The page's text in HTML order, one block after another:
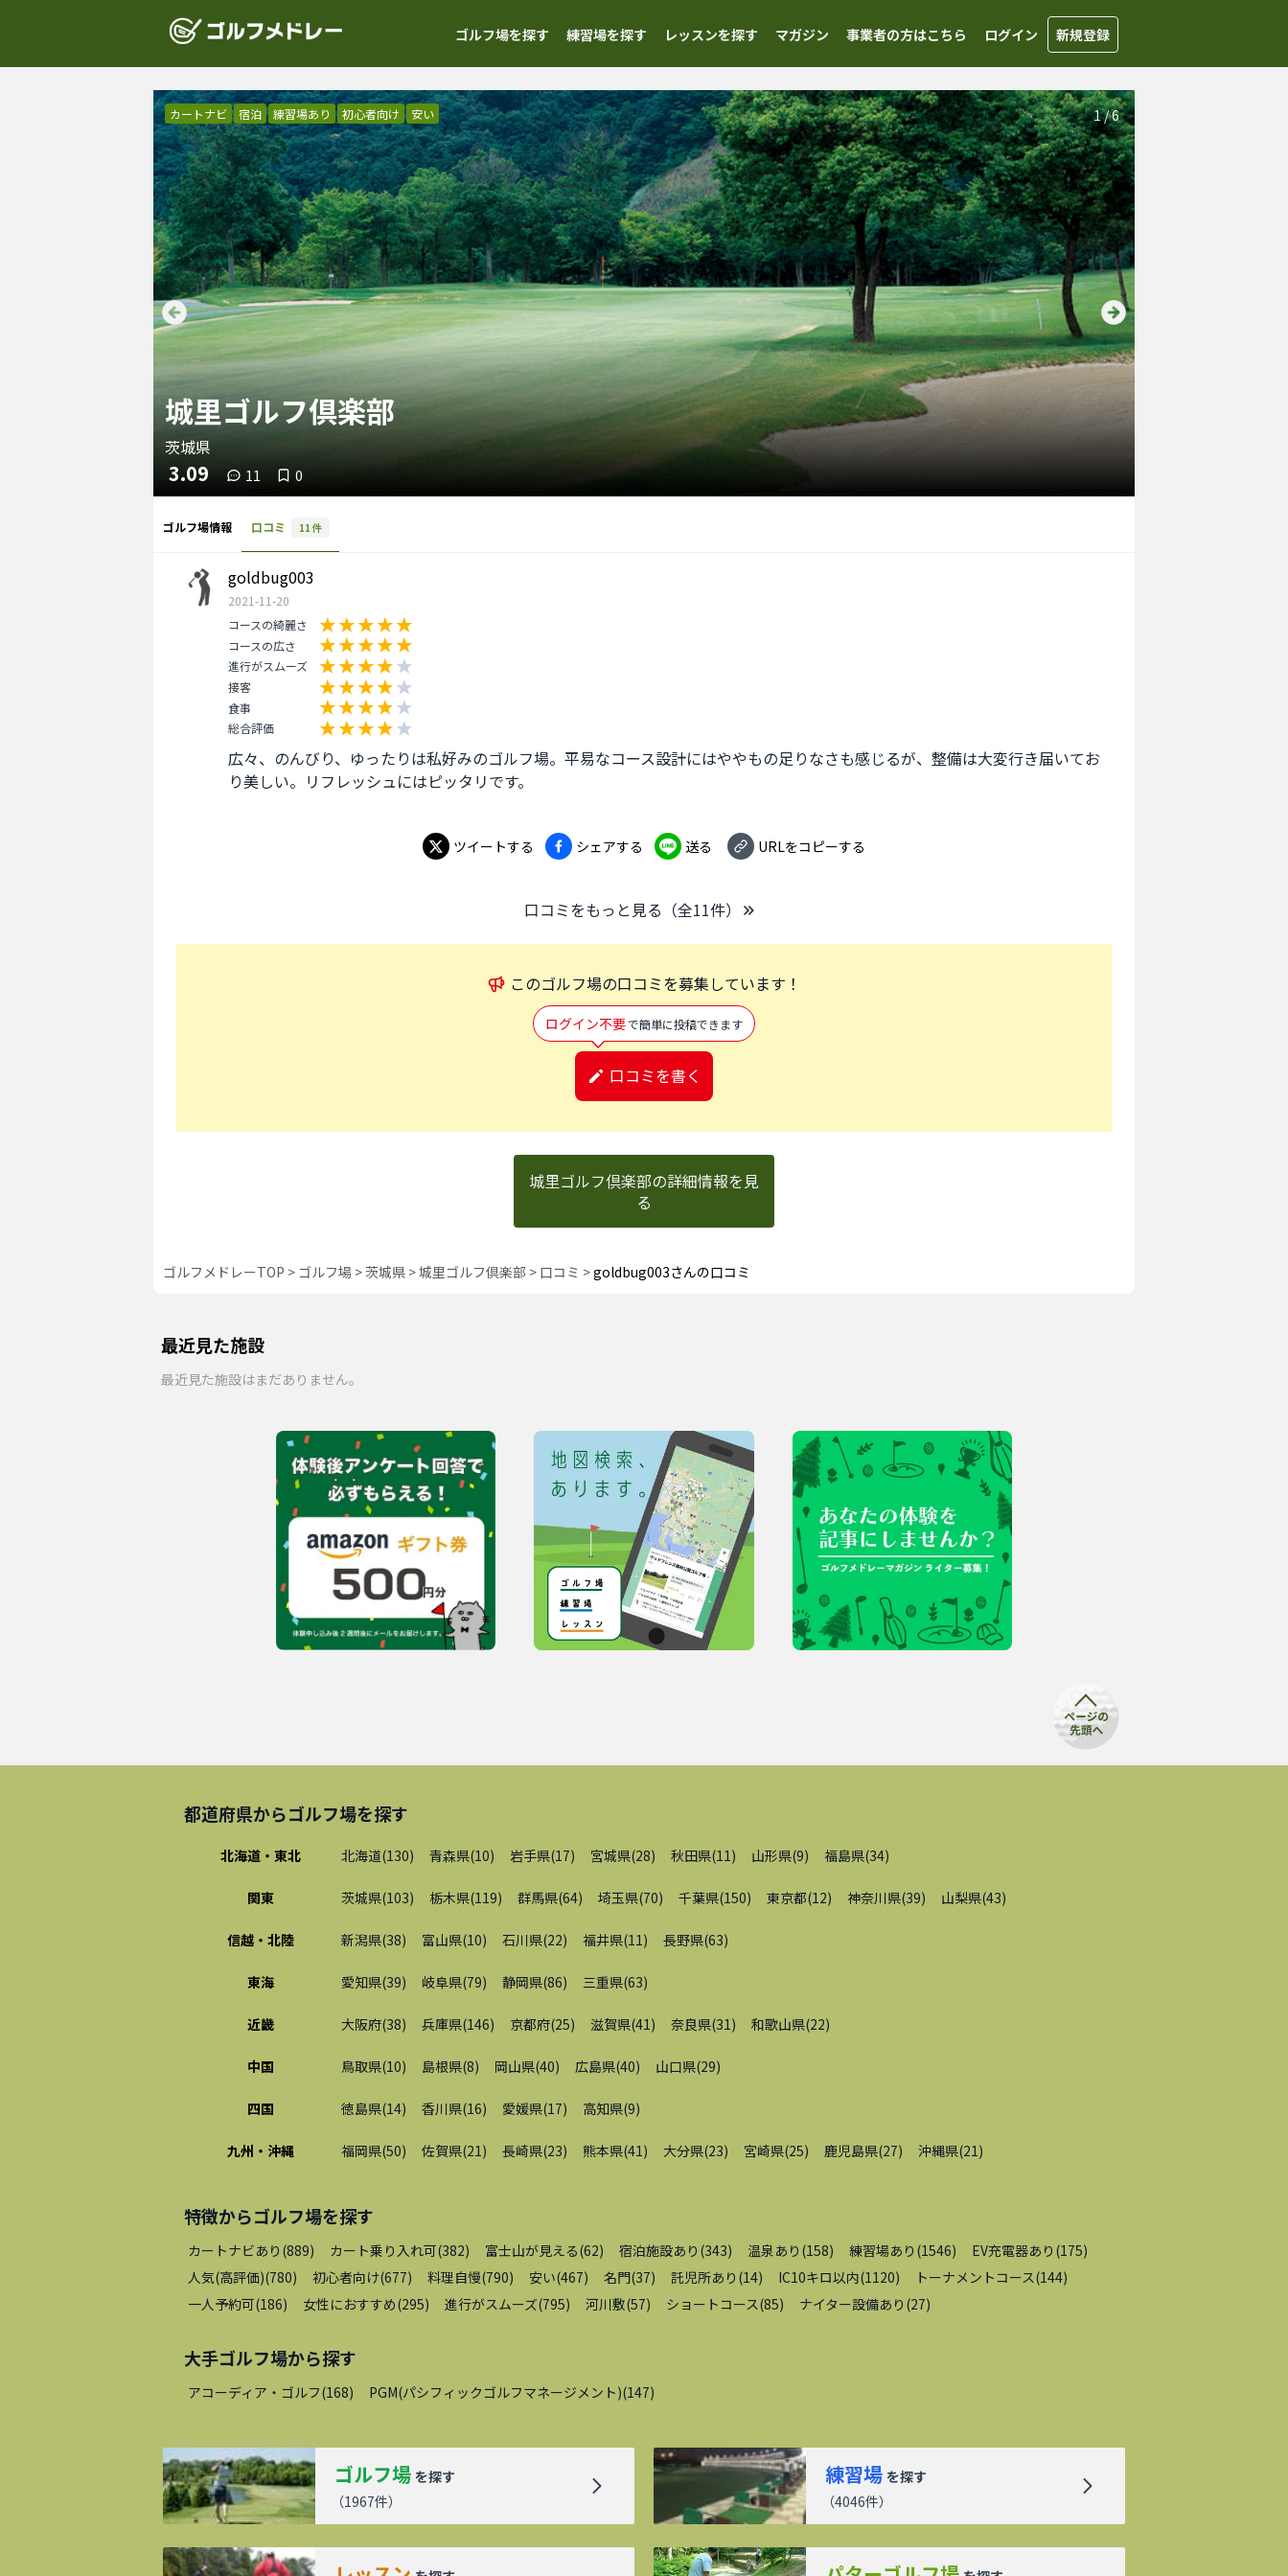
ゴルフ場を探す 練習場を探す レッスンを探す マガジン 事業者の方はこちら ログイン 新規登録
1/6
カートナビ 宿泊 練習場あり 初心者向け 安い
城里ゴルフ倶楽部
茨城県
3.09 11 0
ゴルフ場情報 口コミ 11 件
goldbug003
2021-11-20
コースの綺麗さ
コースの広さ
進行がスムーズ
接客
食事
総合評価
広々、のんびり、ゆったりは私好みのゴルフ場。平易なコース設計にはややもの足りなさも感じるが、整備は大変行き届いてお
り美しい。リフレッシュにはピッタリです。
ツイートする シェアする 送る URLをコピーする
口コミをもっと見る（全11件）
このゴルフ場の口コミを募集しています！
ログイン不要で簡単に投稿できます
口コミを書く
城里ゴルフ倶楽部の詳細情報を見
る
ゴルフメドレーTOP > ゴルフ場 > 茨城県 >城里ゴルフ倶楽部 > 口コミ >goldbug003さんの口コミ
最近見た施設
最近見た施設はまだありません。
都道府県からゴルフ場を探す
北海道・東北 北海道(130) 青森県(10) 岩手県(17) 宮城県(28) 秋田県(11) 山形県(9) 福島県(34)
関東 茨城県(103) 栃木県(119) 群馬県(64) 埼玉県(70) 千葉県(150) 東京都(12) 神奈川県(39) 山梨県(43)
信越・北陸 新潟県(38) 富山県(10) 石川県(22) 福井県(11) 長野県(63)
東海 愛知県(39) 岐阜県(79) 静岡県(86) 三重県(63)
近畿 大阪府(38) 兵庫県(146) 京都府(25) 滋賀県(41) 奈良県(31) 和歌山県(22)
中国 鳥取県(10) 島根県(8) 岡山県(40) 広島県(40) 山口県(29)
四国 徳島県(14) 香川県(16) 愛媛県(17) 高知県(9)
九州・沖縄 福岡県(50) 佐賀県(21) 長崎県(23) 熊本県(41) 大分県(23) 宮崎県(25) 鹿児島県(27) 沖縄県(21)
特徴からゴルフ場を探す
カートナビあり (889) カート乗り入れ可(382) 富士山が見える(62) 宿泊施設あり (343) 温泉あり (158) 練習場あり (1546) EV充電器あり (175)
人気(高評価)(780) 初心者向け(677) 料理自慢(790) 安い(467) 名門(37) 託児所あり (14) IC10キロ以内(1120) トーナメントコース(144)
一人予約可(186) 女性におすすめ(295) 進行がスムーズ(795) 河川敷(57) ショートコース(85) ナイター設備あり (27)
大手ゴルフ場から探す
アコーディア・ゴルフ(168) PGM(パシフィックゴルフマネージメント)(147)
ゴルフ場 を探す
（1967件）
練習場 を探す
（4046件）